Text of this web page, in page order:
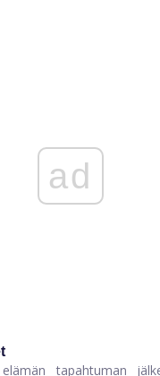
ad
elämän tapahtuman